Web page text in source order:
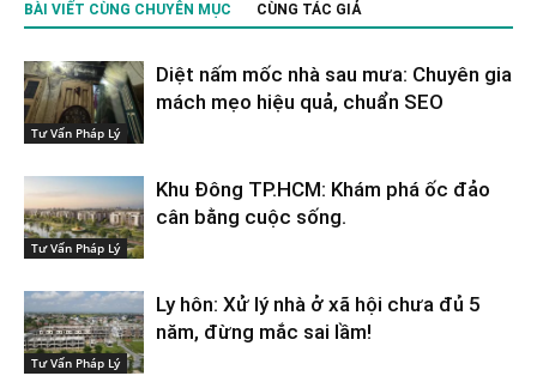
BÀI VIẾT CÙNG CHUYÊN MỤC CÙNG TÁC GIẢ
Tư Vấn Pháp Lý
Diệt nấm mốc nhà sau mưa: Chuyên gia
mách mẹo hiệu quả, chuẩn SEO
Tư Vấn Pháp Lý
Khu Đông TP.HCM: Khám phá ốc đảo
cân bằng cuộc sống.
Tư Vấn Pháp Lý
Ly hôn: Xử lý nhà ở xã hội chưa đủ 5
năm, đừng mắc sai lầm!